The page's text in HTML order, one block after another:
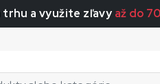
trhu a využite zľavy až do